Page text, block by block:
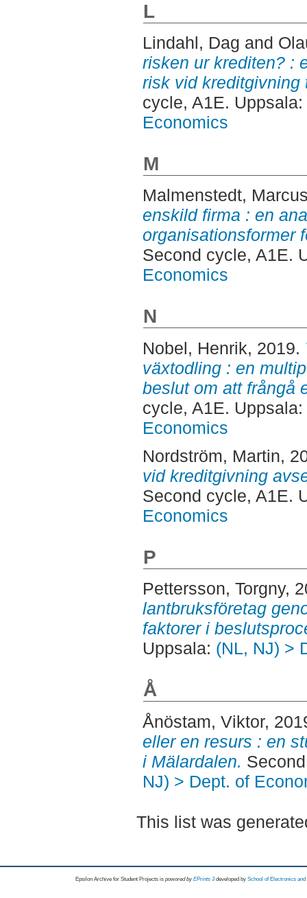
L
Lindahl, Dag and
risken ur krediten? :
risk vid kreditgivning
cycle, A1E. Uppsala:
Economics
M
Malmenstedt,
enskild firma : en
organisationsformer
Second cycle, A1E.
Economics
N
Nobel, Henrik, 2019.
växtodling : en
beslut om att frångå
cycle, A1E. Uppsala:
Economics
Nordström, Martin,
vid kreditgivning
Second cycle, A1E.
Economics
P
Pettersson, Torgny,
lantbruksföretag
faktorer i
Uppsala: (NL, NJ) >
Å
Ånöstam, Viktor,
eller en resurs : en
i Mälardalen.
NJ) > Dept. of
This list was
Epsilon Archive for Student Projects is powored byEPrints 3 developed by School of Electronics